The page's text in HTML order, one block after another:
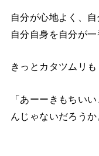
自分が心地よく、
自分自身を自分が
きっとカタツムリも
「あーーきもちい
んじゃないだろうか